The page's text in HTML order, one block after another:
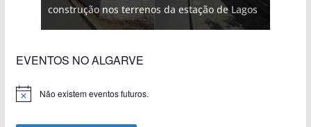
construção nos terrenos da estação de Lagos
EVENTOS NO ALGARVE
Não existem eventos futuros.